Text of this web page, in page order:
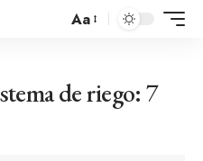
Aa
de riego: 7